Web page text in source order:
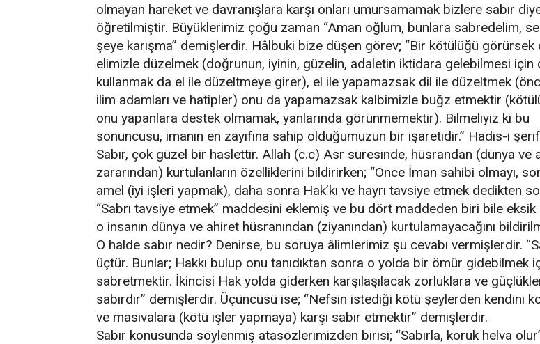
olmayan hareket ve davranışlara karşı onları umursamamak bizlere sabır
öğretilmiştir. Büyüklerimiz çoğu zaman “Aman oğlum, bunlara sabredelim,
şeye karışma” demişlerdir. Hâlbuki bize düşen görev; “Bir kötülüğü görürsek
elimizle düzelmek (doğrunun, iyinin, güzelin, adaletin iktidara gelebilmesi için
kullanmak da el ile düzeltmeye girer), el ile yapamazsak dil ile düzeltmek
ilim adamları ve hatipler) onu da yapamazsak kalbimizle buğz etmektir
onu yapanlara destek olmamak, yanlarında görünmemektir). Bilmeliyiz ki bu
sonuncusu, imanın en zayıfına sahip olduğumuzun bir işaretidir.” Hadis-i şerif
Sabır, çok güzel bir haslettir. Allah (c.c) Asr süresinde, hüsrandan (dünya ve
zararından) kurtulanların özelliklerini bildirirken; “Önce İman sahibi olmayı,
amel (iyi işleri yapmak), daha sonra Hak’kı ve hayrı tavsiye etmek dedikten
“Sabrı tavsiye etmek” maddesini eklemiş ve bu dört maddeden biri bile eksik
o insanın dünya ve ahiret hüsranından (ziyanından) kurtulamayacağını
O halde sabır nedir? Denirse, bu soruya âlimlerimiz şu cevabı vermişlerdir.
üçtür. Bunlar; Hakkı bulup onu tanıdıktan sonra o yolda bir ömür gidebilmek
sabretmektir. İkincisi Hak yolda giderken karşılaşılacak zorluklara ve
sabırdır” demişlerdir. Üçüncüsü ise; “Nefsin istediği kötü şeylerden kendini
ve masivalara (kötü işler yapmaya) karşı sabır etmektir” demişlerdir.
Sabır konusunda söylenmiş atasözlerimizden birisi; “Sabırla, koruk helva